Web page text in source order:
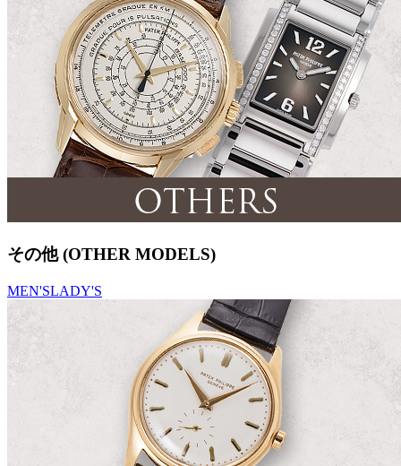
その他 (OTHER MODELS)
MEN'SLADY'S